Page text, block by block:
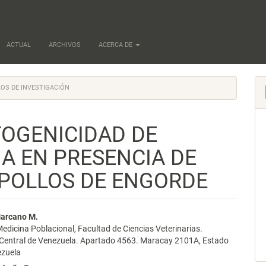
ACTUAL ARCHIVOS ACERCA DE
DE INVESTIGACIÓN
DE
EN PRESENCIA DE
DE ENGORDE
M.
Poblacional, Facultad de Ciencias Veterinarias.
de Venezuela. Apartado 4563. Maracay 2101A, Estado